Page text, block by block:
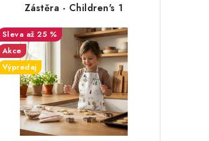
Zástěra - Children's 1
až 25 %
Akce
Výpredaj